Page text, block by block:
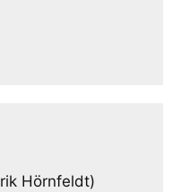
Hörnfeldt)